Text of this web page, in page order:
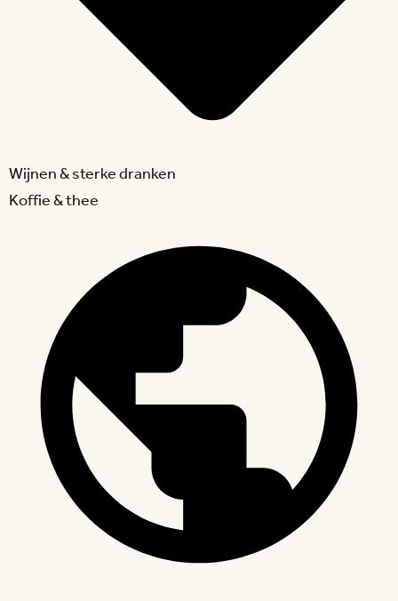
Wijnen & sterke dranken
Koffie & thee